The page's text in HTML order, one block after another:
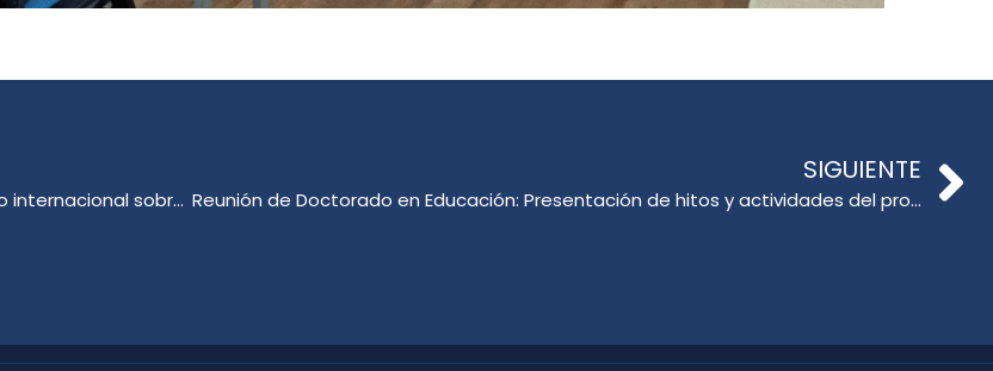
Académicas de Educación Diferencial participan de congreso internacional sobre educación en salud
SIGUIENTE
Reunión de Doctorado en Educación: Presentación de hitos y actividades del programa